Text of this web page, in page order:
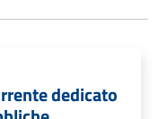
dedicato